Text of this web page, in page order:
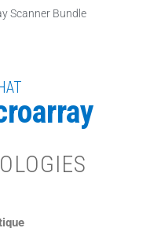
Scanner Bundle